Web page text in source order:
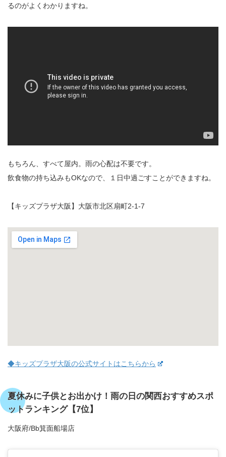
るのがよくわかりますね。
もちろん、すべて屋内。雨の心配は不要です。
飲食物の持ち込みもOKなので、１日中過ごすことができますね。
【キッズプラザ大阪】大阪市北区扇町2-1-7
◆キッズプラザ大阪の公式サイトはこちらから
夏休みに子供とお出かけ！雨の日の関西おすすめスポ
ットランキング【7位】
大阪府/Bb箕面船場店